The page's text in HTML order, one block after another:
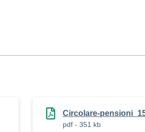
Circolare-
pdf - 351 kb